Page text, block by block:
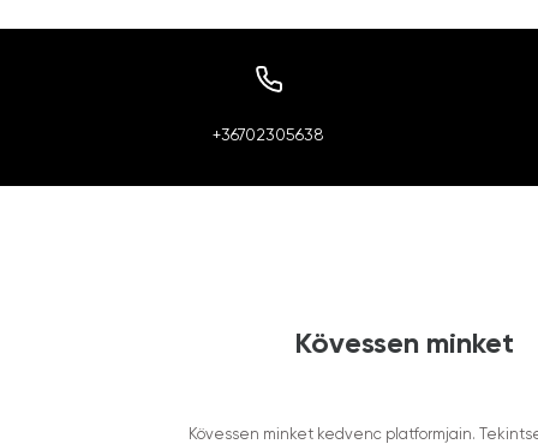
+36702305638
Kövessen minket
Kövessen minket kedvenc platformjain.